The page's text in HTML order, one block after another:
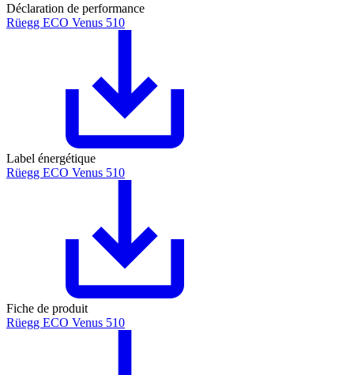
Déclaration de performance
Rüegg ECO Venus 510
Label énergétique
Rüegg ECO Venus 510
Fiche de produit
Rüegg ECO Venus 510